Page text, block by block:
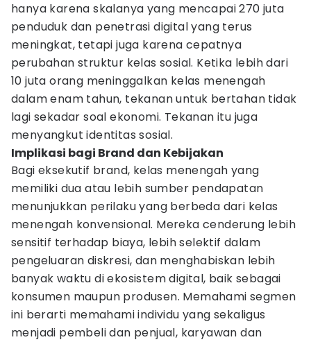
hanya karena skalanya yang mencapai 270 juta
penduduk dan penetrasi digital yang terus
meningkat, tetapi juga karena cepatnya
perubahan struktur kelas sosial. Ketika lebih dari
10 juta orang meninggalkan kelas menengah
dalam enam tahun, tekanan untuk bertahan tidak
lagi sekadar soal ekonomi. Tekanan itu juga
menyangkut identitas sosial.
Implikasi bagi Brand dan Kebijakan
Bagi eksekutif brand, kelas menengah yang
memiliki dua atau lebih sumber pendapatan
menunjukkan perilaku yang berbeda dari kelas
menengah konvensional. Mereka cenderung lebih
sensitif terhadap biaya, lebih selektif dalam
pengeluaran diskresi, dan menghabiskan lebih
banyak waktu di ekosistem digital, baik sebagai
konsumen maupun produsen. Memahami segmen
ini berarti memahami individu yang sekaligus
menjadi pembeli dan penjual, karyawan dan